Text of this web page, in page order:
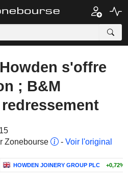
s'offre
; B&M
Zonebourse
- Voir l'original
HOWDEN JOINERY GROUP PLC +0,72%